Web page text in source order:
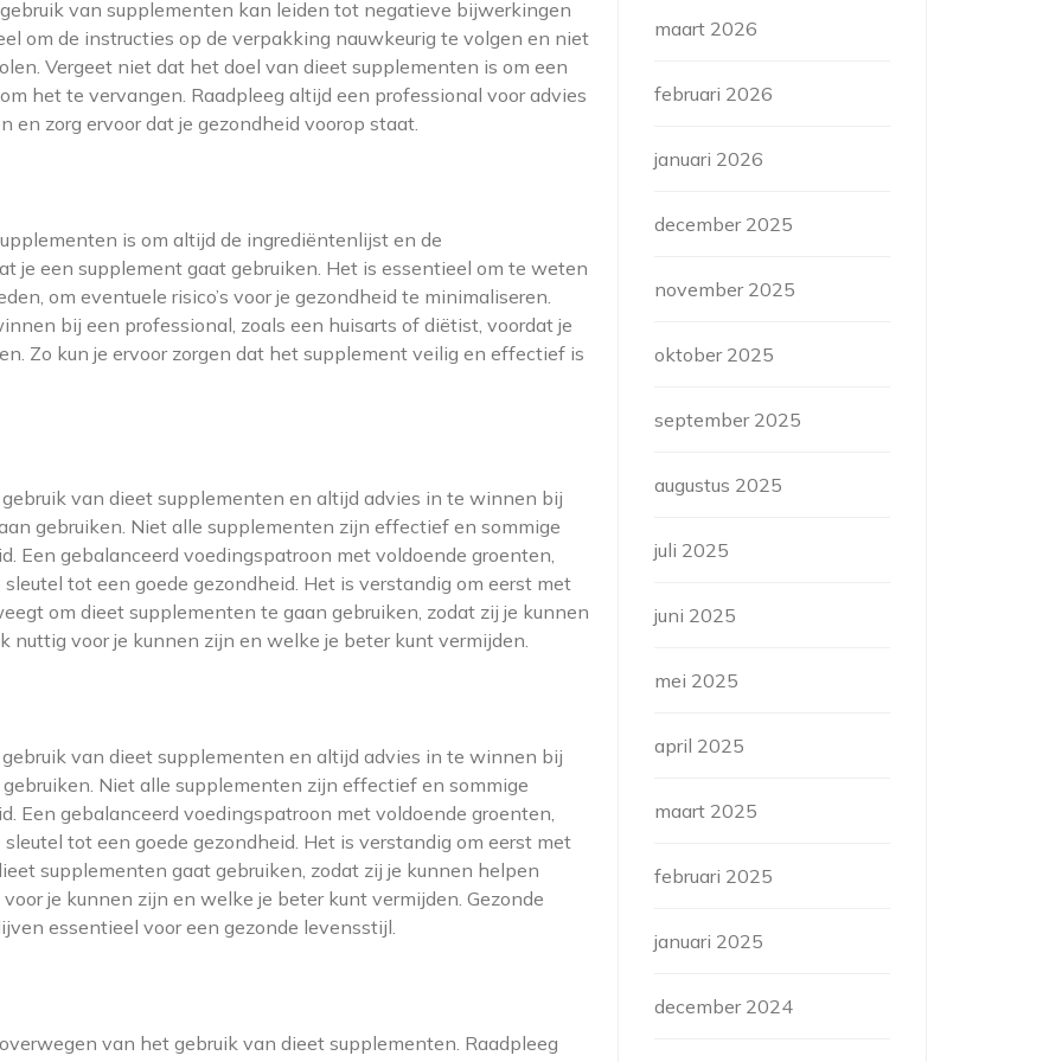
van supplementen kan leiden tot negatieve bijwerkingen
om de instructies op de verpakking nauwkeurig te volgen en niet
Vergeet niet dat het doel van dieet supplementen is om een
het te vervangen. Raadpleeg altijd een professional voor advies
zorg ervoor dat je gezondheid voorop staat.
is om altijd de ingrediëntenlijst en de
je een supplement gaat gebruiken. Het is essentieel om te weten
om eventuele risico’s voor je gezondheid te minimaliseren.
bij een professional, zoals een huisarts of diëtist, voordat je
Zo kun je ervoor zorgen dat het supplement veilig en effectief is
van dieet supplementen en altijd advies in te winnen bij
gebruiken. Niet alle supplementen zijn effectief en sommige
Een gebalanceerd voedingspatroon met voldoende groenten,
tot een goede gezondheid. Het is verstandig om eerst met
om dieet supplementen te gaan gebruiken, zodat zij je kunnen
voor je kunnen zijn en welke je beter kunt vermijden.
van dieet supplementen en altijd advies in te winnen bij
Niet alle supplementen zijn effectief en sommige
Een gebalanceerd voedingspatroon met voldoende groenten,
tot een goede gezondheid. Het is verstandig om eerst met
supplementen gaat gebruiken, zodat zij je kunnen helpen
je kunnen zijn en welke je beter kunt vermijden. Gezonde
essentieel voor een gezonde levensstijl.
van het gebruik van dieet supplementen. Raadpleeg
maart 2026
februari 2026
januari 2026
december 2025
november 2025
oktober 2025
september 2025
augustus 2025
juli 2025
juni 2025
mei 2025
april 2025
maart 2025
februari 2025
januari 2025
december 2024